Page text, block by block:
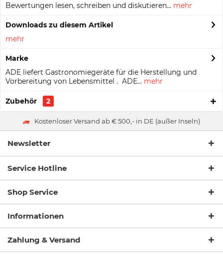
Bewertungen lesen, schreiben und diskutieren... mehr
Downloads zu diesem Artikel
mehr
Marke
ADE liefert Gastronomiegeräte für die Herstellung und
Vorbereitung von Lebensmittel . ADE... mehr
Zubehör 2
Kostenloser Versand ab € 500,- in DE (außer Inseln)
Newsletter
Service Hotline
Shop Service
Informationen
Zahlung & Versand